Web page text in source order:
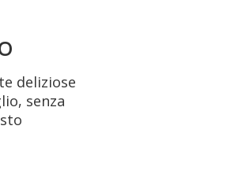
deliziose
senza